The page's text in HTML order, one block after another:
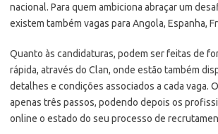
nacional. Para quem ambiciona abraçar um
existem também vagas para Angola, Espanha,
Quanto às candidaturas, podem ser feitas de
rápida, através do Clan, onde estão também
detalhes e condições associados a cada vaga.
apenas três passos, podendo depois os
online o estado do seu processo de